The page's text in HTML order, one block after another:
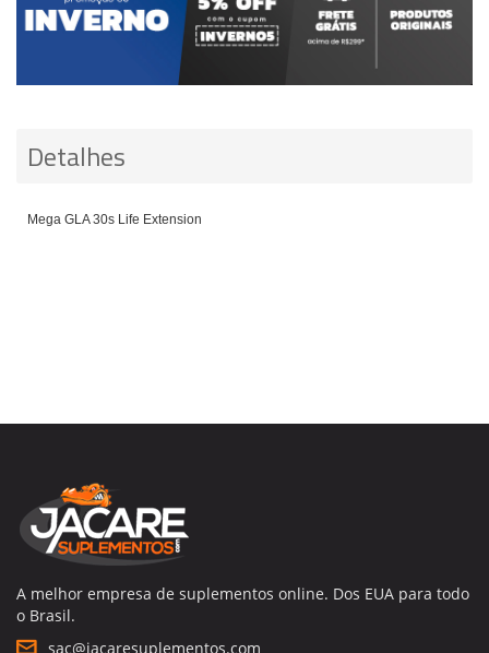
Detalhes
Mega GLA 30s Life Extension
A melhor empresa de suplementos online. Dos EUA para todo
o Brasil.
sac@jacaresuplementos.com